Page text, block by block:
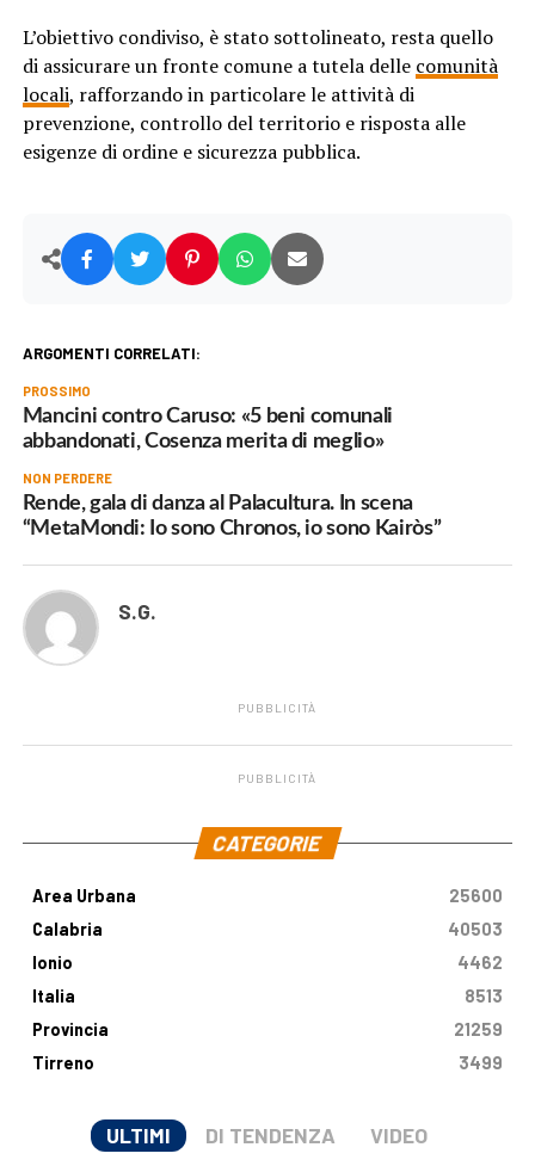
L’obiettivo condiviso, è stato sottolineato, resta quello
di assicurare un fronte comune a tutela delle comunità
locali, rafforzando in particolare le attività di
prevenzione, controllo del territorio e risposta alle
esigenze di ordine e sicurezza pubblica.
ARGOMENTI CORRELATI:
PROSSIMO
Mancini contro Caruso: «5 beni comunali
abbandonati, Cosenza merita di meglio»
NON PERDERE
Rende, gala di danza al Palacultura. In scena
“MetaMondi: Io sono Chronos, io sono Kairòs”
S.G.
PUBBLICITÀ
PUBBLICITÀ
CATEGORIE
Area Urbana
25600
Calabria
40503
Ionio
4462
Italia
8513
Provincia
21259
Tirreno
3499
ULTIMI DI TENDENZA VIDEO